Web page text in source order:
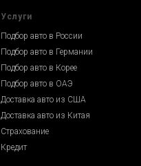
Услуги
Подбор авто в России
Подбор авто в Германии
Подбор авто в Корее
Подбор авто в ОАЭ
Доставка авто из США
Доставка авто из Китая
Страхование
Кредит